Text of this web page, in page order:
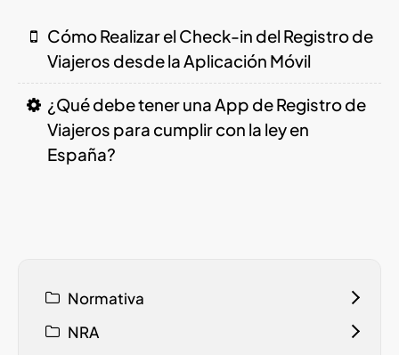
Cómo Realizar el Check-in del Registro de
Viajeros desde la Aplicación Móvil
¿Qué debe tener una App de Registro de
Viajeros para cumplir con la ley en
España?
Normativa
NRA